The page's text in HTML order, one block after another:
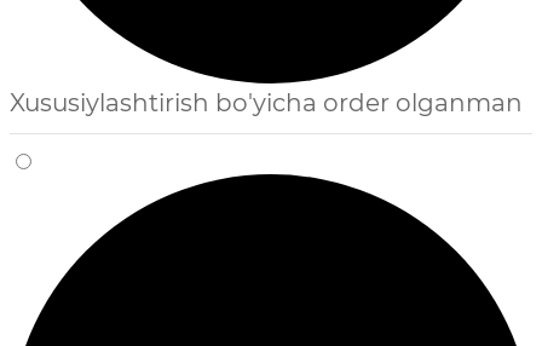
Xususiylashtirish bo'yicha order olganman